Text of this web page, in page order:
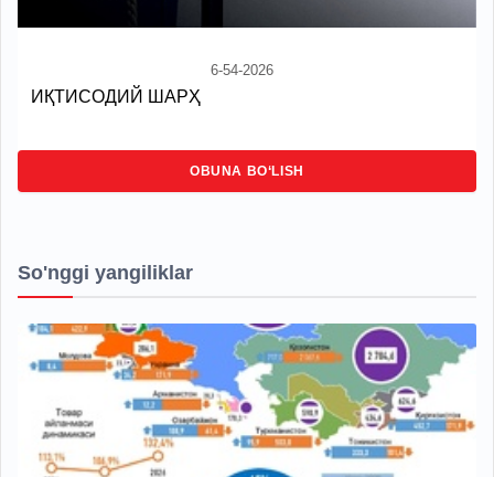
6-54-2026
ИҚТИСОДИЙ ШАРҲ
OBUNA BO‘LISH
So'nggi yangiliklar